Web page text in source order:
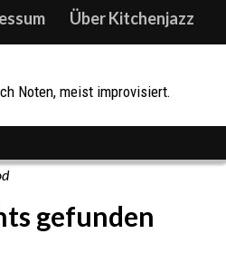
Über Kitchenjazz
Noten, meist improvisiert.
gefunden